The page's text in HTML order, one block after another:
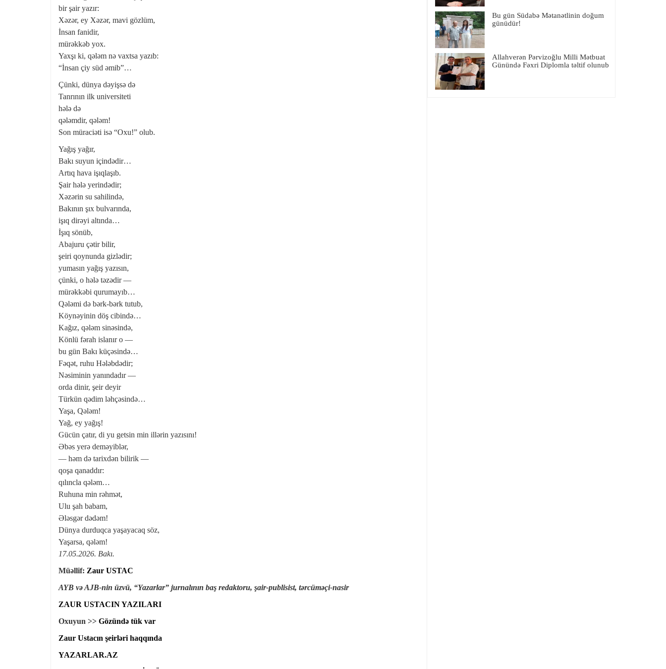
bir şair yazır:
Xəzər, ey Xəzər, mavi gözlüm,
İnsan fanidir,
mürəkkəb yox.
Yaxşı ki, qələm nə vaxtsa yazıb:
“İnsan çiy süd əmib”…
Çünki, dünya dəyişsə də
Tanrının ilk universiteti
hələ də
qələmdir, qələm!
Son müraciəti isə “Oxu!” olub.
Yağış yağır,
Bakı suyun içindədir…
Artıq hava işıqlaşıb.
Şair hələ yerindədir;
Xəzərin su sahilində,
Bakının şıx bulvarında,
işıq dirəyi altında…
İşıq sönüb,
Abajuru çətir bilir,
şeiri qoynunda gizlədir;
yumasın yağış yazısın,
çünki, o hələ təzədir —
mürəkkəbi qurumayıb…
Qələmi də bərk-bərk tutub,
Köynəyinin döş cibində…
Kağız, qələm sinəsində,
Könlü fərah islanır o —
bu gün Bakı küçəsində…
Fəqət, ruhu Hələbdədir;
Nəsiminin yanındadır —
orda dinir, şeir deyir
Türkün qədim ləhçəsində…
Yaşa, Qələm!
Yağ, ey yağış!
Gücün çatır, di yu getsin min illərin yazısını!
Əbəs yerə deməyiblər,
— həm də tarixdən bilirik —
qoşa qanaddır:
qılıncla qələm…
Ruhuna min rəhmət,
Ulu şah babam,
Ələsgər dədəm!
Dünya durduqca yaşayacaq söz,
Yaşarsa, qələm!
17.05.2026. Bakı.
Müəllif: Zaur USTAC
AYB və AJB-nin üzvü, “Yazarlar” jurnalının baş redaktoru, şair-publisist, tərcüməçi-nasir
ZAUR USTACIN YAZILARI
Oxuyun >> Gözündə tük var
Zaur Ustacın şeirləri haqqında
YAZARLAR.AZ
Bu gün Südabə Mətanətlinin doğum
günüdür!
Allahverən Pərvizoğlu Milli Mətbuat
Günündə Fəxri Diplomla təltif olunub